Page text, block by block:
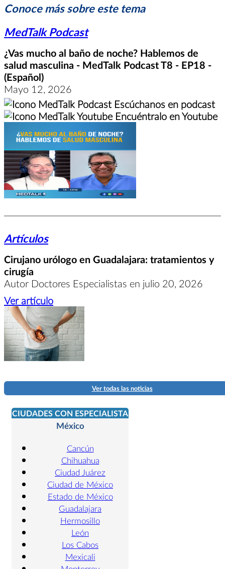
Conoce más sobre este tema
MedTalk Podcast
¿Vas mucho al baño de noche? Hablemos de
salud masculina - MedTalk Podcast T8 - EP18 -
(Español)
Mayo 12, 2026
Escúchanos en podcast
Encuéntralo en Youtube
Artículos
Cirujano urólogo en Guadalajara: tratamientos y
cirugía
Autor Doctores Especialistas en julio 20, 2026
Ver artículo
Ver todas las noticias
CIUDADES CON ESPECIALISTA
México
Cancún
Chihuahua
Ciudad Juárez
Ciudad de México
Estado de México
Guadalajara
Hermosillo
León
Los Cabos
Mexicali